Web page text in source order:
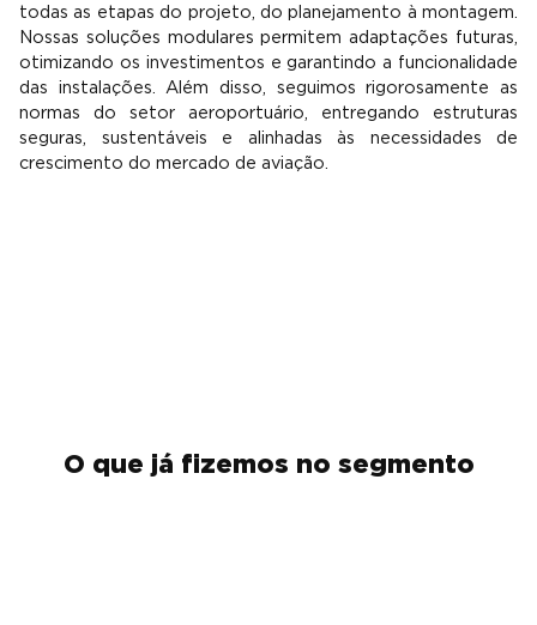
todas as etapas do projeto, do planejamento à montagem.
Nossas soluções modulares permitem adaptações futuras,
otimizando os investimentos e garantindo a funcionalidade
das instalações. Além disso, seguimos rigorosamente as
normas do setor aeroportuário, entregando estruturas
seguras, sustentáveis e alinhadas às necessidades de
crescimento do mercado de aviação.
O que já fizemos no segmento